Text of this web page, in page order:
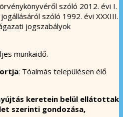
szóló 2012. évi I.
szóló 1992. évi XXXIII.
jogszabályok
munkaidő.
: Tóalmás településen élő
keretein belül ellátottak
szerinti gondozása,